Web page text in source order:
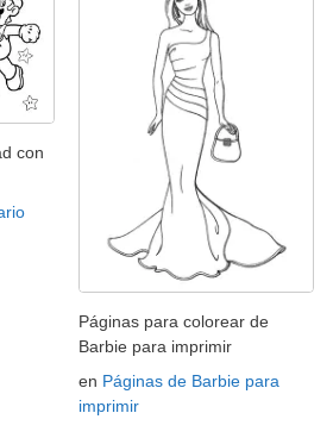
con
Páginas para colorear de
Barbie para imprimir
en Páginas de Barbie para
imprimir